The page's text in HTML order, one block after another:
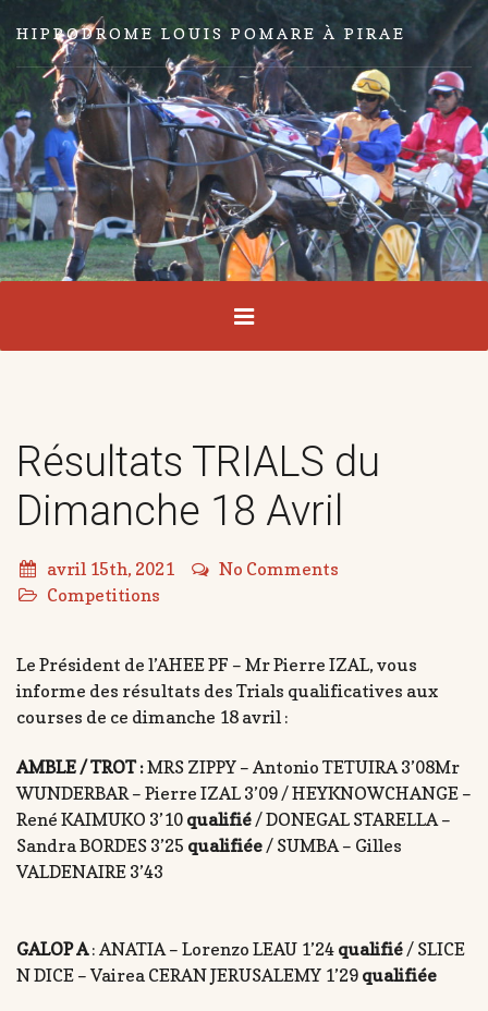
HIPPODROME LOUIS POMARE À PIRAE
Résultats TRIALS du
Dimanche 18 Avril
avril 15th, 2021
No Comments
Competitions
Le Président de l’AHEE PF – Mr Pierre IZAL, vous
informe des résultats des Trials qualificatives aux
courses de ce dimanche 18 avril :
AMBLE / TROT :MRS ZIPPY – Antonio TETUIRA 3’08Mr
WUNDERBAR – Pierre IZAL 3’09 / HEYKNOWCHANGE –
René KAIMUKO 3’10 qualifié/ DONEGAL STARELLA –
Sandra BORDES 3’25 qualifiée/ SUMBA – Gilles
VALDENAIRE 3’43
GALOP A: ANATIA – Lorenzo LEAU 1’24 qualifié / SLICE
N DICE – Vairea CERAN JERUSALEMY 1’29 qualifiée